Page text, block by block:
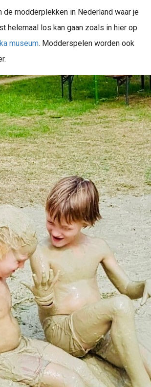
de modderplekken in Nederland waar je
helemaal los kan gaan zoals in hier op
museum. Modderspelen worden ook